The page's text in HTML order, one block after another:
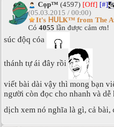
Cọp™ (4597) [Off] [#]
(05.03.2015 / 00:00)
It's ᕼᑌᒪҜ™ from The
Có 4055 lần được cảm ơn!
súc độq cóa
thánh tự ái đây rồi
viết bài dài vậy thì mong bạn
người còn đọc cho nhanh và
dịch xem nó nghĩa là gì, cả bài,